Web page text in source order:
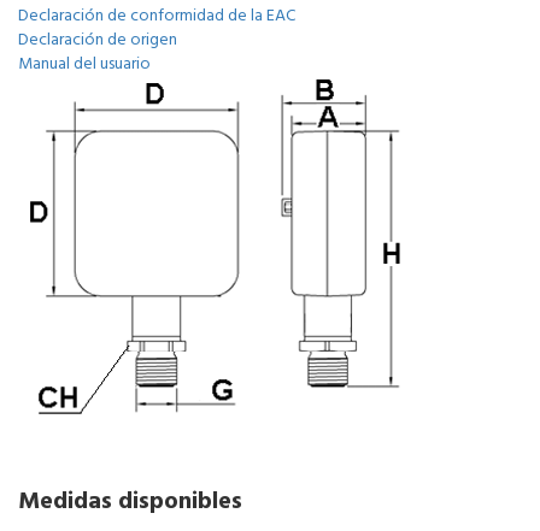
Declaración de conformidad de la EAC
Declaración de origen
Manual del usuario
Medidas disponibles